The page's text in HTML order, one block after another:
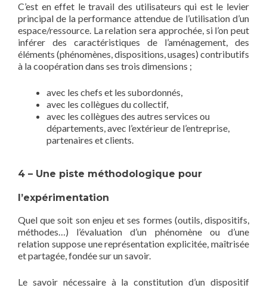
C’est en effet le travail des utilisateurs qui est le levier
principal de la performance attendue de l’utilisation d’un
espace/ressource. La relation sera approchée, si l’on peut
inférer des caractéristiques de l’aménagement, des
éléments (phénomènes, dispositions, usages) contributifs
à la coopération dans ses trois dimensions ;
avec les chefs et les subordonnés,
avec les collègues du collectif,
avec les collègues des autres services ou
départements, avec l’extérieur de l’entreprise,
partenaires et clients.
4 – Une piste méthodologique pour
l’expérimentation
Quel que soit son enjeu et ses formes (outils, dispositifs,
méthodes…) l’évaluation d’un phénomène ou d’une
relation suppose une représentation explicitée, maîtrisée
et partagée, fondée sur un savoir.
Le savoir nécessaire à la constitution d’un dispositif